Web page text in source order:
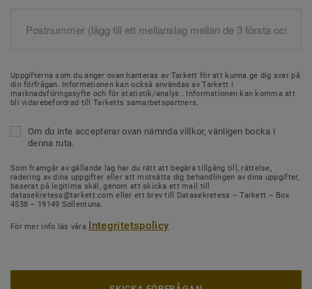
Uppgifterna som du anger ovan hanteras av Tarkett för att kunna ge dig svar på
din förfrågan. Informationen kan också användas av Tarkett i
marknadsföringssyfte och för statistik/analys . Informationen kan komma att
bli vidarebefordrad till Tarketts samarbetspartners.
Om du inte accepterar ovan nämnda villkor, vänligen bocka i
denna ruta.
Som framgår av gällande lag har du rätt att begära tillgång till, rättelse,
radering av dina uppgifter eller att motsätta dig behandlingen av dina uppgifter,
baserat på legitima skäl, genom att skicka ett mail till
datasekretess@tarkett.com eller ett brev till Datasekretess – Tarkett – Box
4538 – 19149 Sollentuna.
För mer info läs våra Integritetspolicy